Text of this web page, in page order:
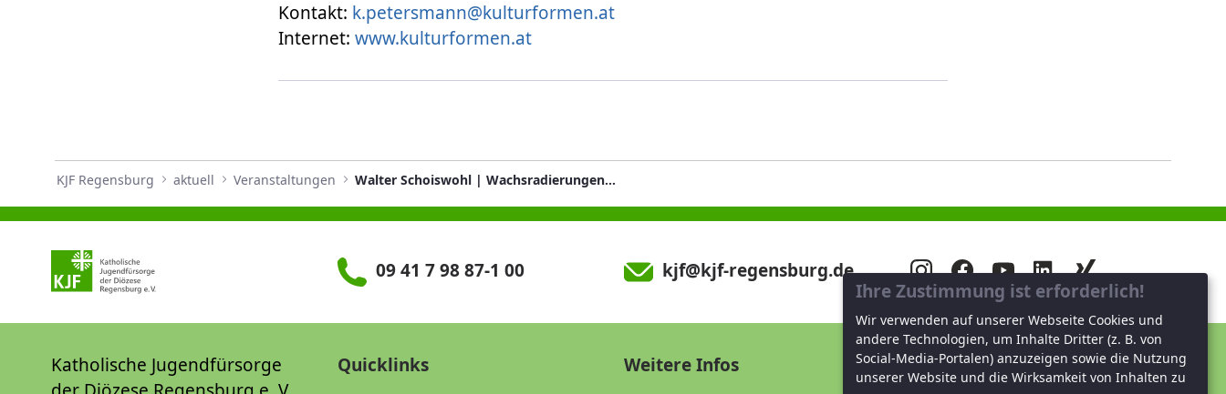
Kontakt: k.petersmann@kulturformen.at
Internet: www.kulturformen.at
KJF Regensburg aktuell Veranstaltungen Walter Schoiswohl | Wachsradierungen und Aquarelle
09 41 7 98 87-1 00 kjf@kjf-regensburg.de
Katholische Jugendfürsorge
Quicklinks Weitere Infos Unterstützen Sie uns!
Ihre Zustimmung ist erforderlich!
Wir verwenden auf unserer Webseite Cookies und
andere Technologien, um Inhalte Dritter (z. B. von
Social-Media-Portalen) anzuzeigen sowie die Nutzung
unserer Website und die Wirksamkeit von Inhalten zu